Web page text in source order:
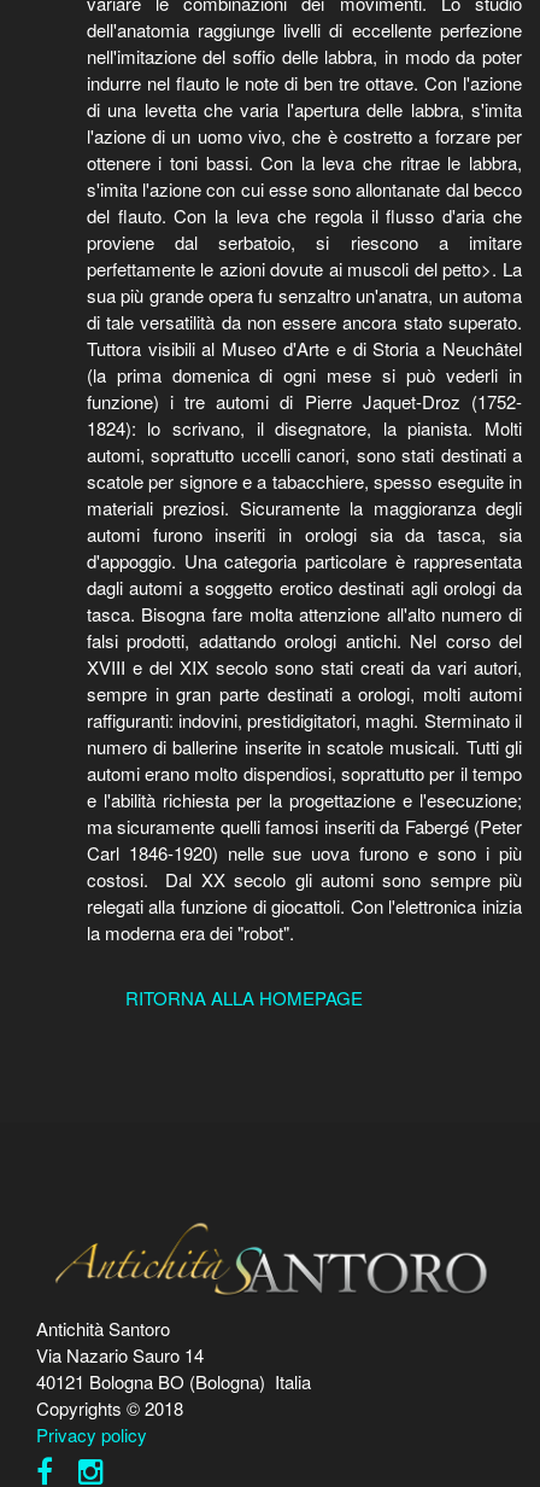
dell'anatomia raggiunge livelli di eccellente perfezione
nell'imitazione del soffio delle labbra, in modo da poter
indurre nel flauto le note di ben tre ottave. Con l'azione
di una levetta che varia l'apertura delle labbra, s'imita
l'azione di un uomo vivo, che è costretto a forzare per
ottenere i toni bassi. Con la leva che ritrae le labbra,
s'imita l'azione con cui esse sono allontanate dal becco
del flauto. Con la leva che regola il flusso d'aria che
proviene dal serbatoio, si riescono a imitare
perfettamente le azioni dovute ai muscoli del petto>. La
sua più grande opera fu senzaltro un'anatra, un automa
di tale versatilità da non essere ancora stato superato.
Tuttora visibili al Museo d'Arte e di Storia a Neuchâtel
(la prima domenica di ogni mese si può vederli in
funzione) i tre automi di Pierre Jaquet-Droz (1752-
1824): lo scrivano, il disegnatore, la pianista. Molti
automi, soprattutto uccelli canori, sono stati destinati a
scatole per signore e a tabacchiere, spesso eseguite in
materiali preziosi. Sicuramente la maggioranza degli
automi furono inseriti in orologi sia da tasca, sia
d'appoggio. Una categoria particolare è rappresentata
dagli automi a soggetto erotico destinati agli orologi da
tasca. Bisogna fare molta attenzione all'alto numero di
falsi prodotti, adattando orologi antichi. Nel corso del
XVIII e del XIX secolo sono stati creati da vari autori,
sempre in gran parte destinati a orologi, molti automi
raffiguranti: indovini, prestidigitatori, maghi. Sterminato il
numero di ballerine inserite in scatole musicali. Tutti gli
automi erano molto dispendiosi, soprattutto per il tempo
e l'abilità richiesta per la progettazione e l'esecuzione;
ma sicuramente quelli famosi inseriti da Fabergé (Peter
Carl 1846-1920) nelle sue uova furono e sono i più
costosi. Dal XX secolo gli automi sono sempre più
relegati alla funzione di giocattoli. Con l'elettronica inizia
la moderna era dei "robot".
RITORNA ALLA HOMEPAGE
Antichità Santoro
Via Nazario Sauro 14
40121 Bologna BO (Bologna) Italia
Copyrights © 2018
Privacy policy